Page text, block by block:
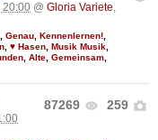
20:00 @ Gloria Variete,
, Genau, Kennenlernen!,
, ♥ Hasen, Musik Musik,
, Alte, Gemeinsam,
87269 259